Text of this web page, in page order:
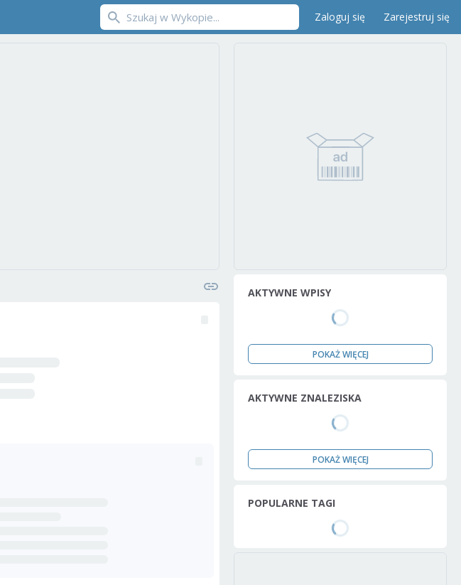
Zaloguj się Zarejestruj się
AKTYWNE WPISY
POKAŻ WIĘCEJ
AKTYWNE ZNALEZISKA
POKAŻ WIĘCEJ
POPULARNE TAGI